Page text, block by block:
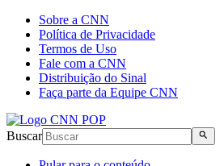
Sobre a CNN
Política de Privacidade
Termos de Uso
Fale com a CNN
Distribuição do Sinal
Faça parte da Equipe CNN
Buscar